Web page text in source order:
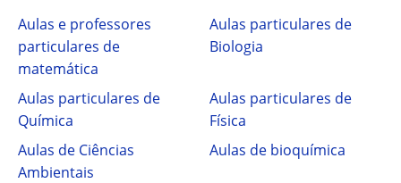
Aulas e professores
particulares de
matemática
Aulas particulares de
Biologia
Aulas particulares de
Química
Aulas particulares de
Física
Aulas de Ciências
Ambientais
Aulas de bioquímica